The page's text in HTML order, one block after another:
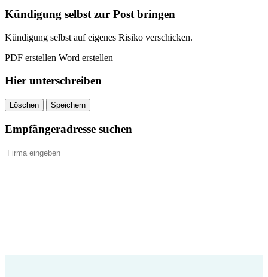
quantity
Kündigung selbst zur Post bringen
Kündigung selbst auf eigenes Risiko verschicken.
PDF erstellen Word erstellen
Hier unterschreiben
Löschen Speichern
Empfängeradresse suchen